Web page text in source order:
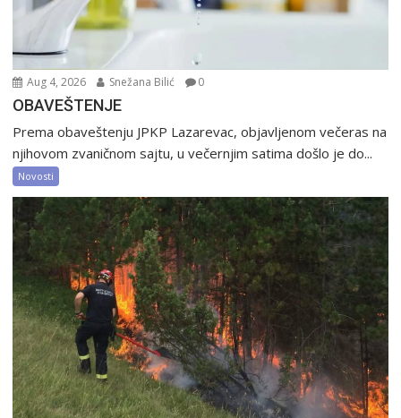
Aug 4, 2026 Snežana Bilić 0
OBAVEŠTENJE
Prema obaveštenju JPKP Lazarevac, objavljenom večeras na
njihovom zvaničnom sajtu, u večernjim satima došlo je do...
Novosti